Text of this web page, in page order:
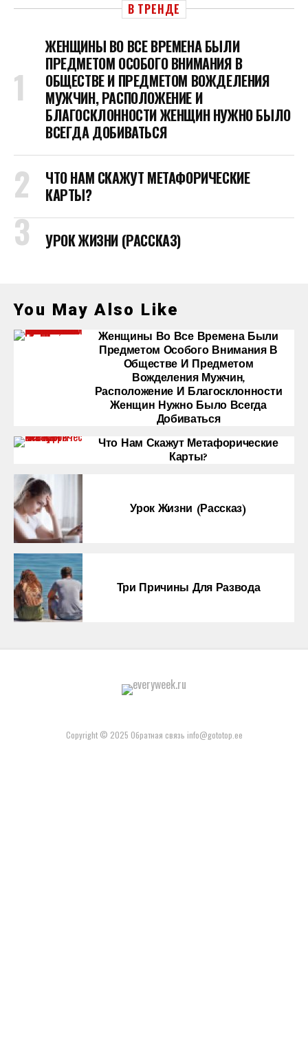
В ТРЕНДЕ
ЖЕНЩИНЫ ВО ВСЕ ВРЕМЕНА БЫЛИ
ПРЕДМЕТОМ ОСОБОГО ВНИМАНИЯ В
ОБЩЕСТВЕ И ПРЕДМЕТОМ ВОЖДЕЛЕНИЯ
МУЖЧИН, РАСПОЛОЖЕНИЕ И
БЛАГОСКЛОННОСТИ ЖЕНЩИН НУЖНО БЫЛО
ВСЕГДА ДОБИВАТЬСЯ
ЧТО НАМ СКАЖУТ МЕТАФОРИЧЕСКИЕ
КАРТЫ?
УРОК ЖИЗНИ (РАССКАЗ)
You May Also Like
Женщины Во Все Времена Были
Предметом Особого Внимания В
Обществе И Предметом
Вожделения Мужчин,
Расположение И Благосклонности
Женщин Нужно Было Всегда
Добиваться
Что Нам Скажут Метафорические
Карты?
Урок Жизни (рассказ)
Три Причины Для Развода
Copyright © 2025 Обратная связь info@gototop.ee